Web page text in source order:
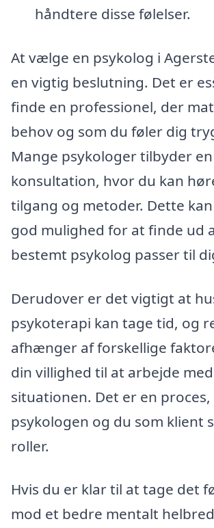
håndtere disse følelser.
At vælge en psykolog i
en vigtig beslutning. Det er
finde en professionel, der
behov og som du føler dig
Mange psykologer tilbyder
konsultation, hvor du kan
tilgang og metoder. Dette
god mulighed for at finde ud
bestemt psykolog passer til
Derudover er det vigtigt at
psykoterapi kan tage tid, og
afhænger af forskellige
din villighed til at arbejde
situationen. Det er en
psykologen og du som klient
roller.
Hvis du er klar til at tage det
mod et bedre mentalt